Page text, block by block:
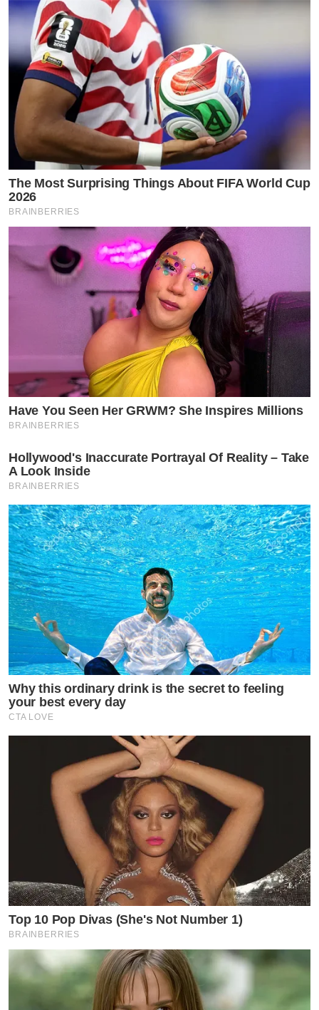
The Most Surprising Things About FIFA World Cup
2026
BRAINBERRIES
Have You Seen Her GRWM? She Inspires Millions
BRAINBERRIES
Hollywood's Inaccurate Portrayal Of Reality – Take
A Look Inside
BRAINBERRIES
Why this ordinary drink is the secret to feeling
your best every day
CTA LOVE
Top 10 Pop Divas (She's Not Number 1)
BRAINBERRIES